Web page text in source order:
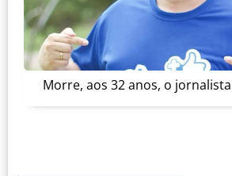
Morre, aos 32 anos, o